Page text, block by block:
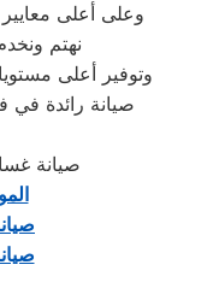
وعلى أعلى
نهتم
وتوفير أعلى
صيانة رائدة في
صيانة